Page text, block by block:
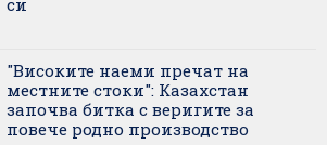
си
"Високите наеми пречат на
местните стоки": Казахстан
започва битка с веригите за
повече родно производство